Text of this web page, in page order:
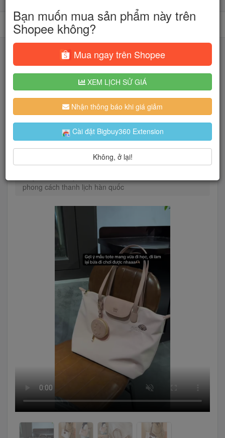
Tìm kiếm
Người dùng đang quan tâm đến 🔥...
Trang chủ Vali - Balo - Túi xách - Ví
Túi tote
phong cách thanh lịch hàn quốc
Bạn muốn mua sản phẩm này trên
Shopee không?
Mua ngay trên Shopee
XEM LỊCH SỬ GIÁ
Nhận thông báo khi giá giảm
Cài đặt Bigbuy360 Extension
Không, ở lại!